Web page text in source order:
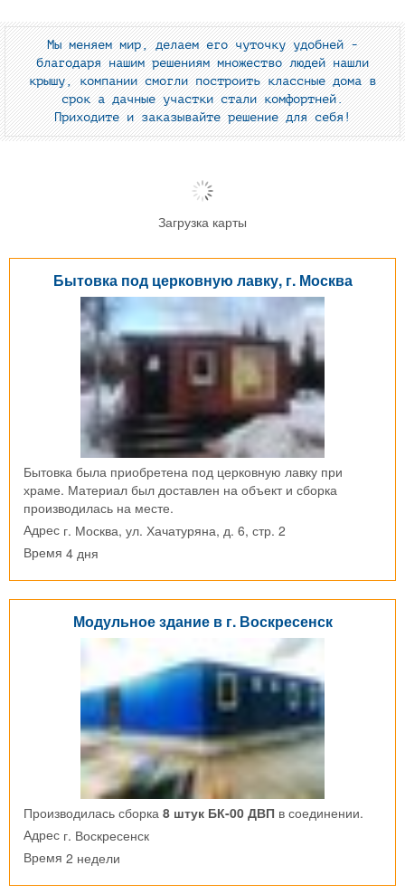
Мы меняем мир, делаем его чуточку удобней -
благодаря нашим решениям множество людей нашли
крышу, компании смогли построить классные дома в
срок а дачные участки стали комфортней.
Приходите и заказывайте решение для себя!
Загрузка карты
Бытовка под церковную лавку, г. Москва
Бытовка была приобретена под церковную лавку при
храме. Материал был доставлен на объект и сборка
производилась на месте.
Адрес г. Москва, ул. Хачатуряна, д. 6, стр. 2
Время 4 дня
Модульное здание в г. Воскресенск
Производилась сборка 8 штук БК-00 ДВП в соединении.
Адрес г. Воскресенск
Время 2 недели